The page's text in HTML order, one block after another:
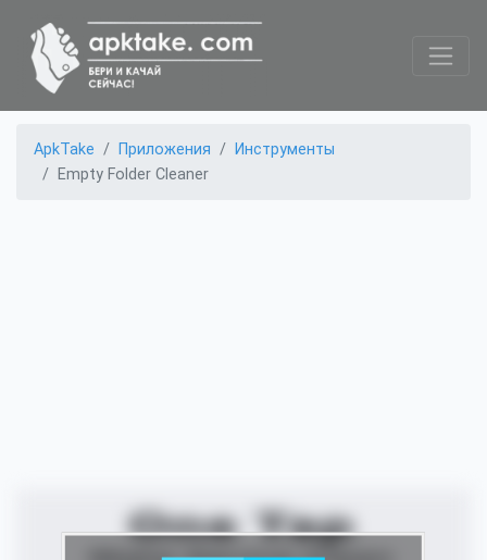
ApkTake Приложения
Инструменты
Empty Folder Cleaner